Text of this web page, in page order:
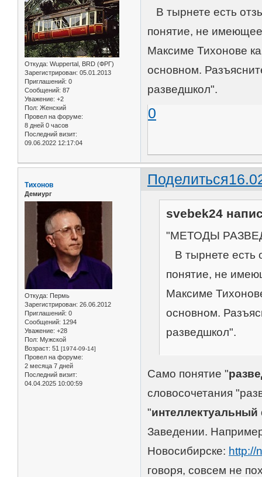
Откуда: Wuppertal, BRD (ФРГ)
Зарегистрирован: 05.01.2013
Приглашений: 0
Сообщений: 87
Уважение: +2
Пол: Женский
Провел на форуме:
8 дней 0 часов
Последний визит:
09.06.2022 12:17:04
В тырнете есть
понятие, не
Максиме Тихонове
основном.
разведшкол".
0
Поделиться
Тихонов
Демиург
Откуда: Пермь
Зарегистрирован: 26.06.2012
Приглашений: 0
Сообщений: 1294
Уважение: +28
Пол: Мужской
Возраст: 51 [1974-09-14]
Провел на форуме:
2 месяца 7 дней
Последний визит:
04.04.2025 10:00:59
svebek24
"МЕТОДЫ
В тырнете есть
понятие, не
Максиме
основном.
разведшкол".
Само понятие "
словосочетания
"интеллектуальный
Заведении.
Новосибирске: http://
говоря, совсем не